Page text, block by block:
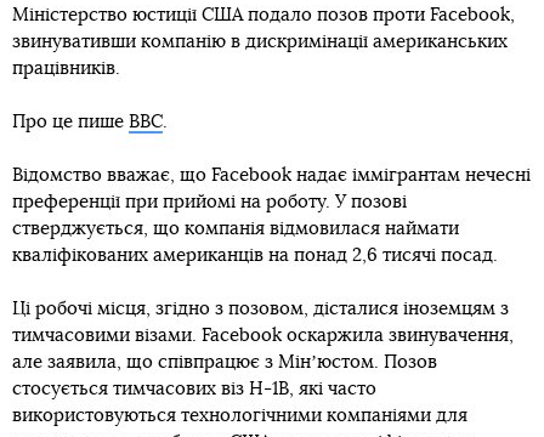
Міністерство юстиції США подало позов проти Facebook,
звинувативши компанію в дискримінації американських
працівників.
Про це пише BBC.
Відомство вважає, що Facebook надає іммігрантам нечесні
преференції при прийомі на роботу. У позові
стверджується, що компанія відмовилася наймати
кваліфікованих американців на понад 2,6 тисячі посад.
Ці робочі місця, згідно з позовом, дісталися іноземцям з
тимчасовими візами. Facebook оскаржила звинувачення,
але заявила, що співпрацює з Мінʼюстом. Позов
стосується тимчасових віз H-1B, які часто
використовуються технологічними компаніями для